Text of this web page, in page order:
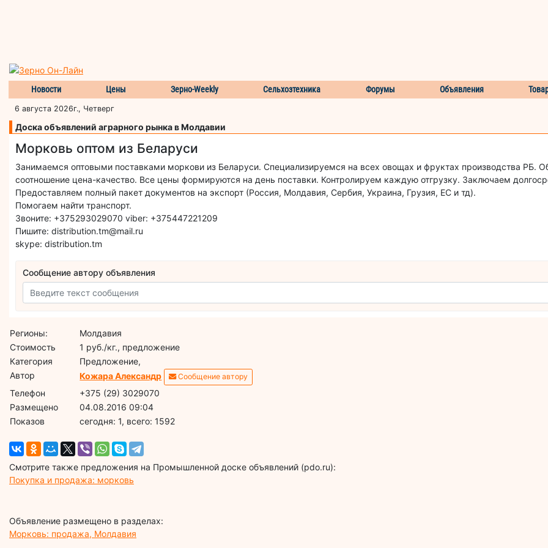
Новости Цены Зерно-Weekly Сельхозтехника Форумы Объявления
6 августа 2026г., Четверг
Доска объявлений аграрного рынка в Молдавии
Морковь оптом из Беларуси
Занимаемся оптовыми поставками моркови из Беларуси. Специализируемся на всех овощах и фруктах производства РБ.
соотношение цена-качество. Все цены формируются на день поставки. Контролируем каждую отгрузку. Заключаем
Предоставляем полный пакет документов на экспорт (Россия, Молдавия, Сербия, Украина, Грузия, ЕС и тд).
Помогаем найти транспорт.
Звоните: +375293029070 viber: +375447221209
Пишите: distribution.tm@mail.ru
skype: distribution.tm
Сообщение автору объявления
Регионы:
Молдавия
Стоимость
1 руб./кг., предложение
Категория
Предложение,
Автор
Кожара Александр Сообщение автору
Телефон
+375 (29) 3029070
Размещено
04.08.2016 09:04
Показов
cегодня: 1, всего: 1592
Смотрите также предложения на Промышленной доске объявлений (pdo.ru):
Покупка и продажа: морковь
Объявление размещено в разделах:
Морковь: продажа, Молдавия